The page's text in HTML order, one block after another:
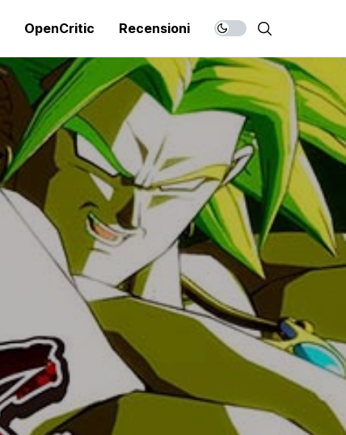
OpenCritic Recensioni